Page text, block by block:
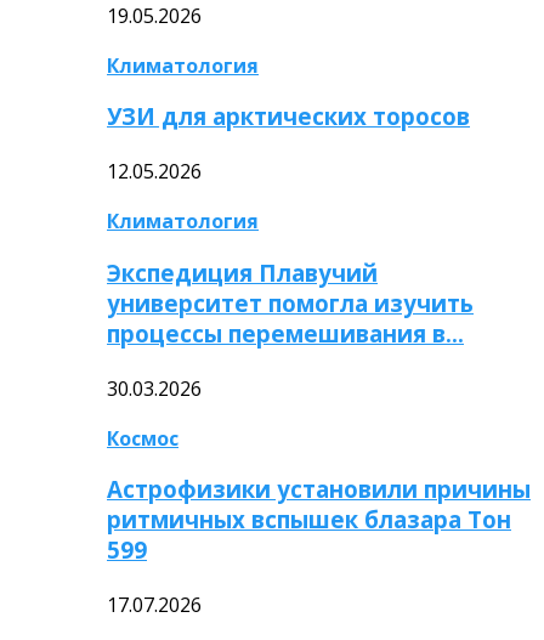
19.05.2026
Климатология
УЗИ для арктических торосов
12.05.2026
Климатология
Экспедиция Плавучий
университет помогла изучить
процессы перемешивания в…
30.03.2026
Космос
Астрофизики установили причины
ритмичных вспышек блазара Тон
599
17.07.2026